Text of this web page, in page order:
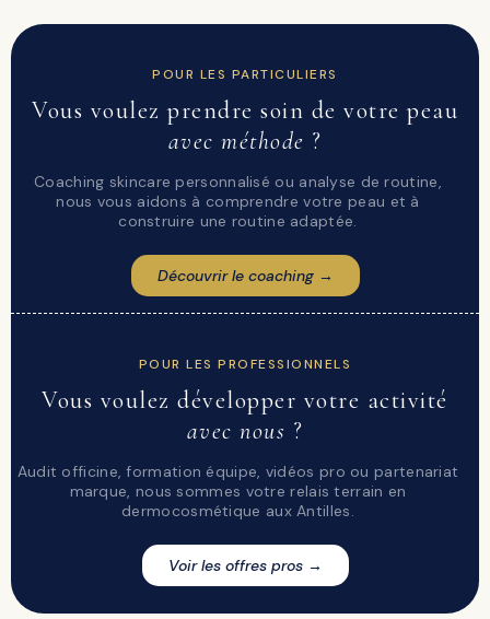
POUR LES PARTICULIERS
Vous voulez prendre soin de votre peau
avec méthode ?
Coaching skincare personnalisé ou analyse de routine,
nous vous aidons à comprendre votre peau et à
construire une routine adaptée.
Découvrir le coaching →
POUR LES PROFESSIONNELS
Vous voulez développer votre activité
avec nous ?
Audit officine, formation équipe, vidéos pro ou partenariat
marque, nous sommes votre relais terrain en
dermocosmétique aux Antilles.
Voir les offres pros →